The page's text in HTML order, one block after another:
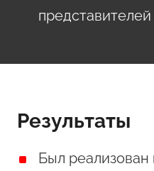
Результаты
Был реализован